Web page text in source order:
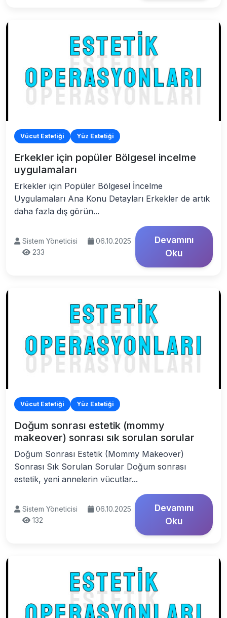
Vücut Estetiği Yüz Estetiği
Erkekler için popüler Bölgesel incelme
uygulamaları
Erkekler için Popüler Bölgesel İncelme
Uygulamaları Ana Konu Detayları Erkekler de artık
daha fazla dış görün...
Sistem Yöneticisi
06.10.2025
233
Devamını
Oku
Vücut Estetiği Yüz Estetiği
Doğum sonrası estetik (mommy
makeover) sonrası sık sorulan sorular
Doğum Sonrası Estetik (Mommy Makeover)
Sonrası Sık Sorulan Sorular Doğum sonrası
estetik, yeni annelerin vücutlar...
Sistem Yöneticisi
06.10.2025
132
Devamını
Oku